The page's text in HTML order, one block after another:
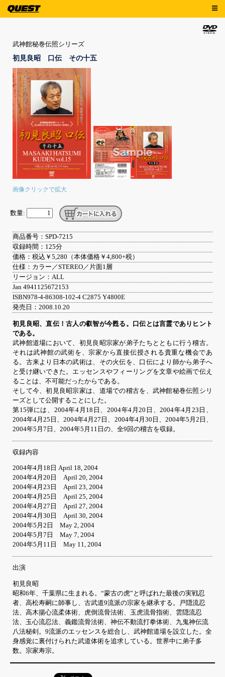
武神館秘巻伝照シリーズ
初見良昭 口伝 その十五
画像クリックで拡大
数量:
商品番号：SPD-7215
収録時間：125分
価格：税込￥5,280（本体価格￥4,800+税）
仕様：カラー／STEREO／片面1層
リージョン：ALL
Jan 4941125672153
ISBN978-4-86308-102-4 C2875 Y4800E
発売日：2008.10.20
初見良昭、直伝！古人の叡智が今甦る。口伝とは言霊でありヒント
である。
武神館道場において、初見良昭宗家が弟子たちとともに行う稽古。
それは武神館の武術を、宗家から直接伝授される貴重な機会であ
る。古来より日本の武術は、その火伝を、口伝により師から弟子へ
と受け継いできた。エッセンスやフィーリングを文章や絵画で伝え
ることは、不可能だったからである。
そして今、初見良昭宗家は、道場での稽古を、武神館秘巻伝照シリ
ーズとして公開することにした。
第15弾には、2004年4月18日、2004年4月20日、2004年4月23日、
2004年4月25日、2004年4月27日、2004年4月30日、2004年5月2日、
2004年5月7日、2004年5月11日の、全9回の稽古を収録。
収録内容
2004年4月18日 April 18, 2004
2004年4月20日 April 20, 2004
2004年4月23日 April 23, 2004
2004年4月25日 April 25, 2004
2004年4月27日 April 27, 2004
2004年4月30日 April 30, 2004
2004年5月2日 May 2, 2004
2004年5月7日 May 7, 2004
2004年5月11日 May 11, 2004
出演
初見良昭
昭和6年、千葉県に生まれる。“蒙古の虎”と呼ばれた最後の実戦忍
者、高松寿嗣に師事し、古武道9流派の宗家を継承する。戸隠流忍
法、高木揚心流柔体術、虎倒流骨法術、玉虎流骨指術、雲隠流忍
法、玉心流忍法、義鑑流骨法術、神伝不動流打拳体術、九鬼神伝流
八法秘剣。9流派のエッセンスを総合し、武神館道場を設立した。全
身感覚に裏付けられた武道体術を追求している。世界中に弟子多
数。宗家寿宗。